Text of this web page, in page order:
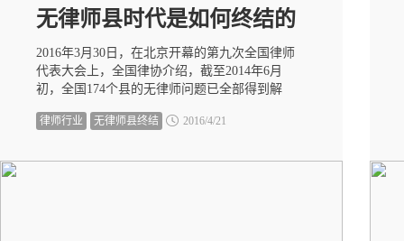
无律师县时代是如何终结的
2016年3月30日，在北京开幕的第九次全国律师
代表大会上，全国律协介绍，截至2014年6月
初，全国174个县的无律师问题已全部得到解
在县域层面的全覆盖。
律师行业 无律师县终结 2016/4/21